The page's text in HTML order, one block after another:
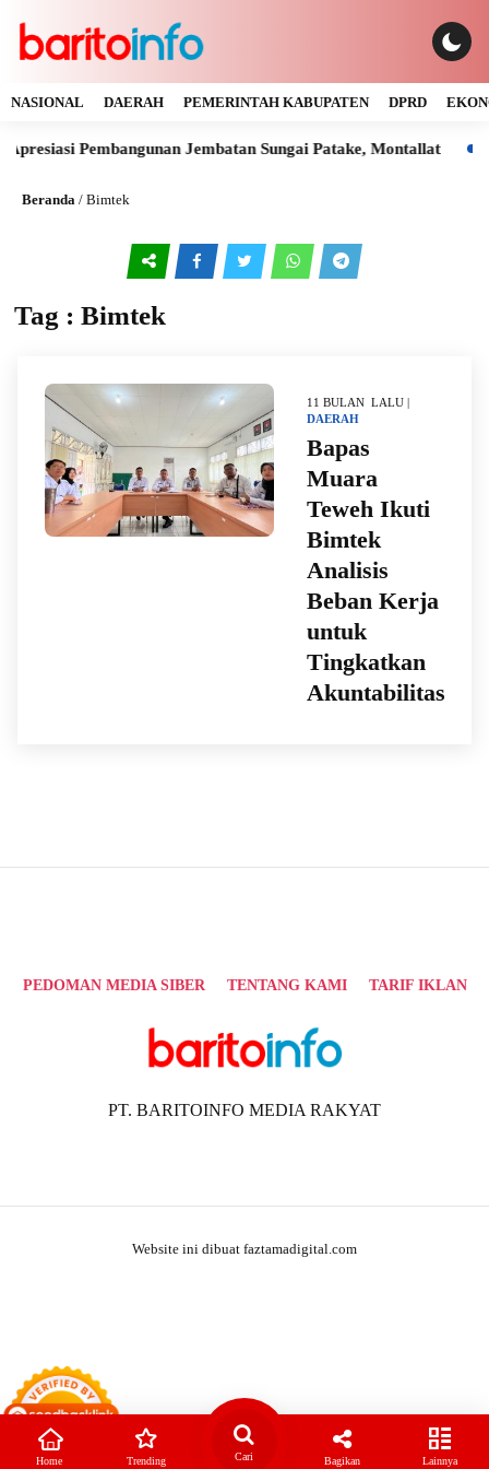
NASIONAL DAERAH PEMERINTAH KABUPATEN DPRD
Pembangunan Jembatan Sungai Patake, Montallat
Beranda / Bimtek
Tag : Bimtek
11 BULAN LALU |
DAERAH
Bapas
Muara
Teweh Ikuti
Bimtek
Analisis
Beban Kerja
untuk
Tingkatkan
Akuntabilitas
PEDOMAN MEDIA SIBER TENTANG KAMI TARIF IKLAN
PT. BARITOINFO MEDIA RAKYAT
Website ini dibuat faztamadigital.com
Home Trending Cari Bagikan Lainnya